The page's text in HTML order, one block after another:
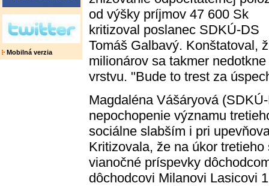
Mobilná verzia
od výšky príjmov 47 600 Sk
kritizoval poslanec SDKÚ-DS
Tomáš Galbavý. Konštatoval,
milionárov sa takmer
vrstvu. "Bude to trest za
Magdaléna Vášáryová
nepochopenie významu
sociálne slabším i pri
Kritizovala, že na úkor
vianočné príspevky
dôchodcovi Milanovi Lasicovi